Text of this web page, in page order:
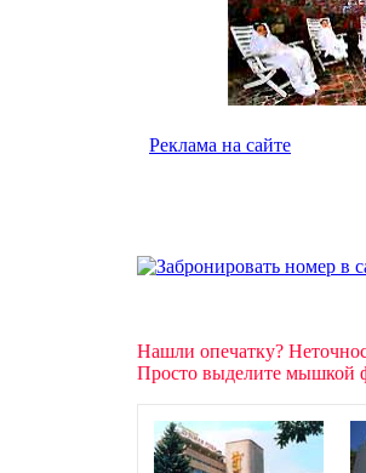
Реклама на сайте
Нашли опечатку?
Просто выделите мышкой